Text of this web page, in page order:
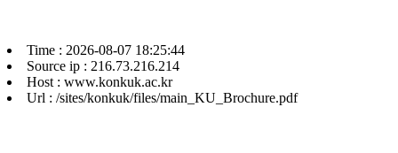
Time : 2026-08-07 18:25:44
Source ip : 216.73.216.214
Host : www.konkuk.ac.kr
Url : /sites/konkuk/files/main_KU_Brochure.pdf